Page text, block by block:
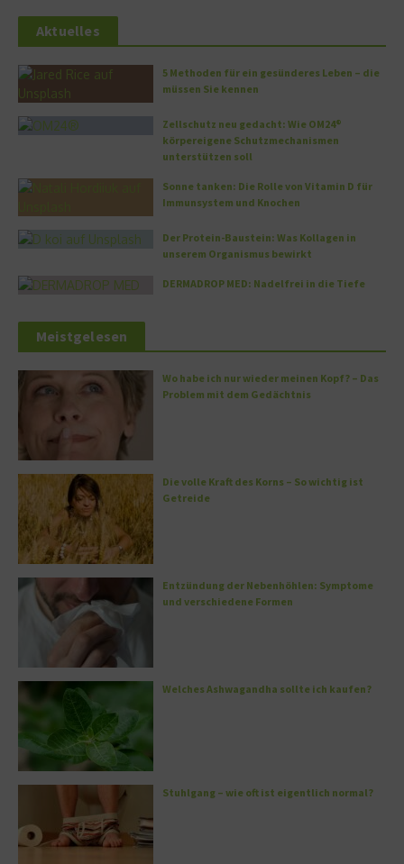
Aktuelles
5 Methoden für ein gesünderes Leben – die
müssen Sie kennen
Zellschutz neu gedacht: Wie OM24®
körpereigene Schutzmechanismen
unterstützen soll
Sonne tanken: Die Rolle von Vitamin D für
Immunsystem und Knochen
Der Protein-Baustein: Was Kollagen in
unserem Organismus bewirkt
DERMADROP MED: Nadelfrei in die Tiefe
Meistgelesen
Wo habe ich nur wieder meinen Kopf? – Das
Problem mit dem Gedächtnis
Die volle Kraft des Korns – So wichtig ist
Getreide
Entzündung der Nebenhöhlen: Symptome
und verschiedene Formen
Welches Ashwagandha sollte ich kaufen?
Stuhlgang – wie oft ist eigentlich normal?